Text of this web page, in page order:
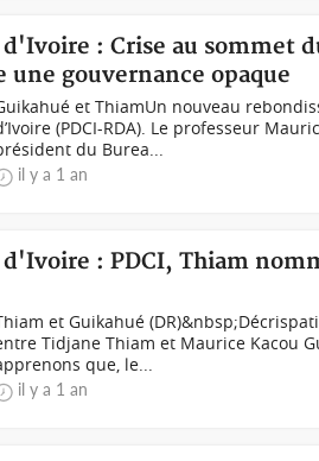
: Crise au sommet
une gouvernance opaque
et ThiamUn nouveau
(PDCI-RDA). Le professeur
du Burea...
il y a 1 an
d'Ivoire : PDCI, Thiam
et Guikahué
Tidjane Thiam et Maurice Kacou
que, le...
il y a 1 an